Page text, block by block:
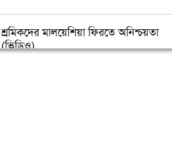
শ্রমিকদের মালয়েশিয়া ফিরতে অনিশ্চয়তা
(ভিডিও)